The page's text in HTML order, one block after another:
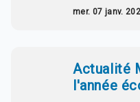
mer. 07 janv.
Actualité
l'année